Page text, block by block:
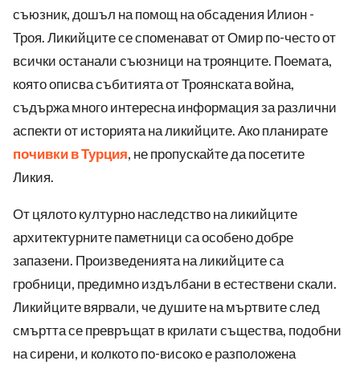
съюзник, дошъл на помощ на обсадения Илион -
Троя. Ликийците се споменават от Омир по-често от
всички останали съюзници на троянците. Поемата,
която описва събитията от Троянската война,
съдържа много интересна информация за различни
аспекти от историята на ликийците. Ако планирате
почивки в Турция, не пропускайте да посетите
Ликия.
От цялото културно наследство на ликийците
архитектурните паметници са особено добре
запазени. Произведенията на ликийците са
гробници, предимно издълбани в естествени скали.
Ликийците вярвали, че душите на мъртвите след
смъртта се превръщат в крилати същества, подобни
на сирени, и колкото по-високо е разположена